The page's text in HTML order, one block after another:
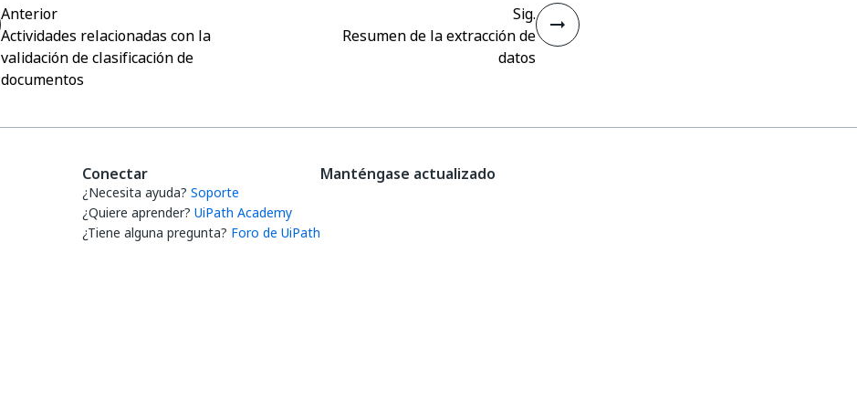
Anterior
Actividades relacionadas con la
validación de clasificación de
documentos
Sig.
Resumen de la extracción de
datos
Conectar
¿Necesita ayuda? Soporte
¿Quiere aprender? UiPath Academy
¿Tiene alguna pregunta? Foro de UiPath
Manténgase actualizado